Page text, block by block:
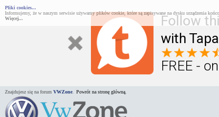
Follow
with
FREE -
Pliki cookies...
Informujemy, że w naszym serwisie używamy plików cookie, które są zapisywane na dysku urządzenia
Więcej...
Znajdujesz się na forum VWZone Powrót na stronę główną.